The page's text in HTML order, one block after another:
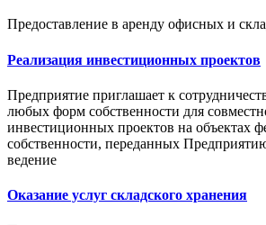
Предоставление в аренду офисных и
Реализация инвестиционных проектов
Предприятие приглашает к
любых форм собственности для
инвестиционных проектов на объектах
собственности, переданных
ведение
Оказание услуг складского хранения